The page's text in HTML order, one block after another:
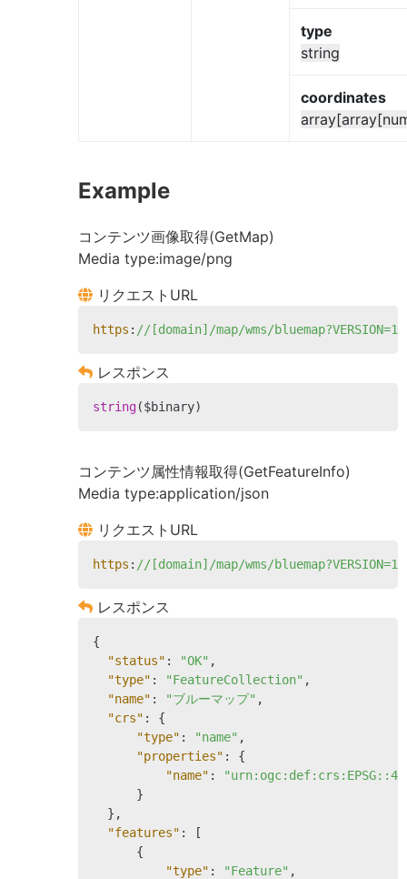
type
string
coordinates
Example
コンテンツ画像取得(GetMap)
Media type:image/png
リクエストURL
https : //[domain]/map/wms/
レスポンス
string($binary)
コンテンツ属性情報取得(GetFeatureInfo)
Media type:application/json
リクエストURL
https : //[domain]/map/wms/
レスポンス
{
"status" : "OK" ,
"type" : "FeatureCollection" ,
"name" : "ブルーマップ" ,
"crs" : {
"type" : "name" ,
"properties" : {
"name" :
      }
  },
"features" : [
      {
"type" : "Feature" ,